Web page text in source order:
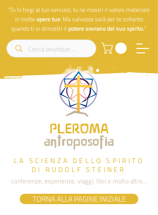
"Tu lo forgi al tuo servizio, tu ne mostri il valore materiale
in molteoperetue. Ma salvezza sarà per te soltanto
quando ti si dimostri il potere sovrano del suo spirito."
PLEROMA
antroposofia
LA SCIENZA DELLO SPIRITO
DI RUDOLF STEINER
conferenze, esperienze, viaggi, libri e molto altro...
TORNA ALLA PAGINE INIZIALE